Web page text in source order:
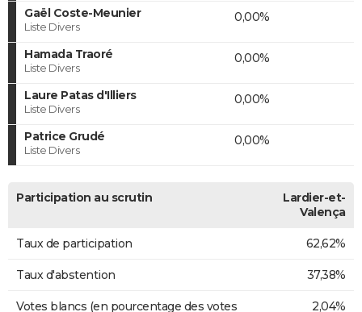
Gaël Coste-Meunier
Liste Divers
0,00%
Hamada Traoré
Liste Divers
0,00%
Laure Patas d'Illiers
Liste Divers
0,00%
Patrice Grudé
Liste Divers
0,00%
Participation au scrutin
Lardier-et-
Valença
Taux de participation 62,62%
Taux d'abstention 37,38%
Votes blancs (en pourcentage des votes
2,04%